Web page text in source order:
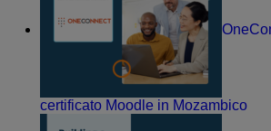
certificato Moodle in Mozambico